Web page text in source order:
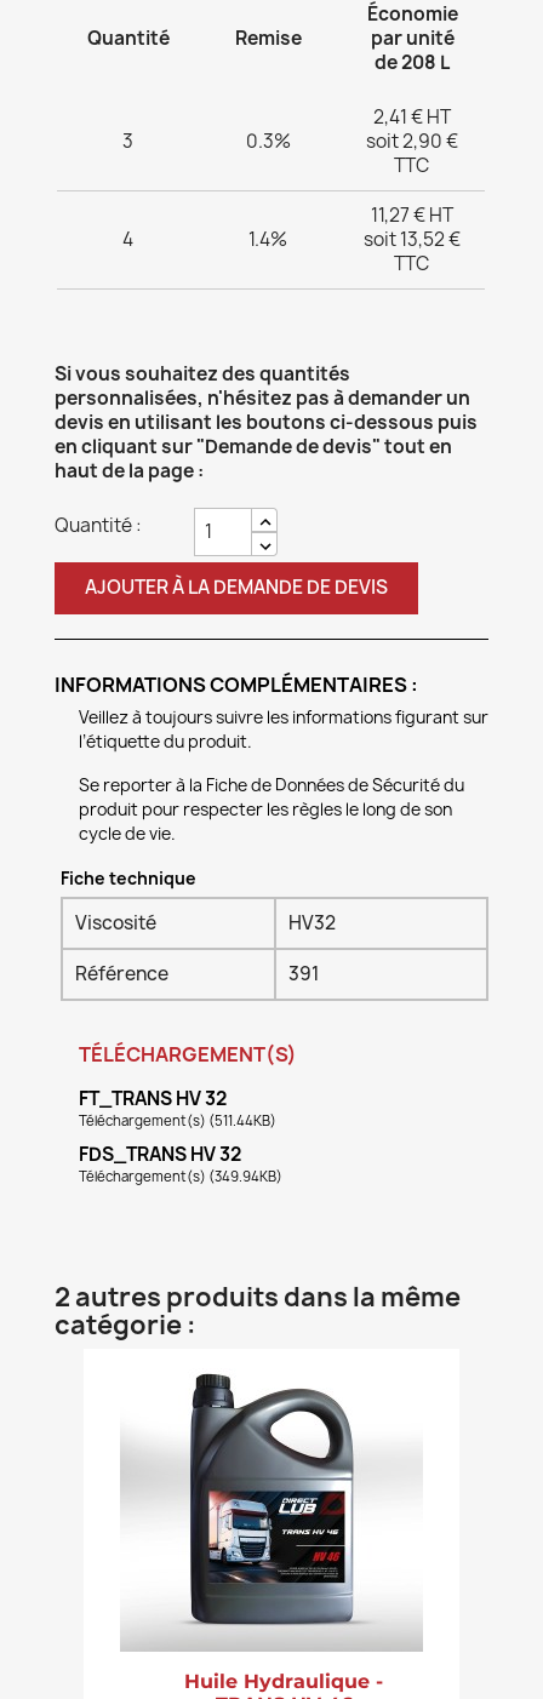
Quantité Remise
Économie
par unité
de 208 L
3 0.3%
2,41 € HT
soit 2,90 €
TTC
4 1.4%
11,27 € HT
soit 13,52 €
TTC
Si vous souhaitez des quantités
personnalisées, n'hésitez pas à demander un
devis en utilisant les boutons ci-dessous puis
en cliquant sur "Demande de devis" tout en
haut de la page :
Quantité :
AJOUTER À LA DEMANDE DE DEVIS
INFORMATIONS COMPLÉMENTAIRES :
Veillez à toujours suivre les informations figurant sur
l’étiquette du produit.
Se reporter à la Fiche de Données de Sécurité du
produit pour respecter les règles le long de son
cycle de vie.
Fiche technique
Viscosité
HV32
Référence
391
TÉLÉCHARGEMENT(S)
FT_TRANS HV 32
Téléchargement(s) (511.44KB)
FDS_TRANS HV 32
Téléchargement(s) (349.94KB)
2 autres produits dans la même
catégorie :
Huile Hydraulique -